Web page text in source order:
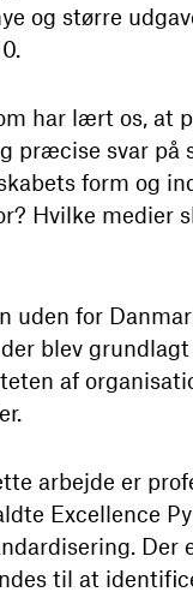
og større
har lært os, at
præcise svar på
form og
Hvilke
uden for
blev
af
arbejde er
Excellence
Der
til at